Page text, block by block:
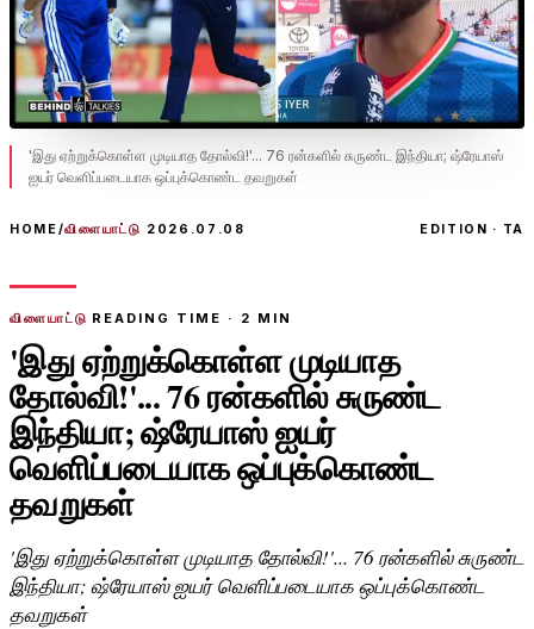
'இது ஏற்றுக்கொள்ள முடியாத தோல்வி!'... 76 ரன்களில் சுருண்ட இந்தியா; ஷ்ரேயாஸ்
ஐயர் வெளிப்படையாக ஒப்புக்கொண்ட தவறுகள்
HOME/விளையாட்டு 2026.07.08 EDITION · TA
விளையாட்டு READING TIME · 2 MIN
'இது ஏற்றுக்கொள்ள முடியாத
தோல்வி!'... 76 ரன்களில் சுருண்ட
இந்தியா; ஷ்ரேயாஸ் ஐயர்
வெளிப்படையாக ஒப்புக்கொண்ட
தவறுகள்
'இது ஏற்றுக்கொள்ள முடியாத தோல்வி!'... 76 ரன்களில் சுருண்ட
இந்தியா; ஷ்ரேயாஸ் ஐயர் வெளிப்படையாக ஒப்புக்கொண்ட
தவறுகள்